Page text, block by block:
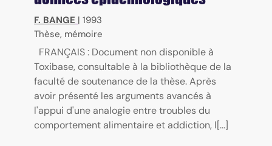
F. BANGE | 1993
Thèse, mémoire
FRANÇAIS : Document non disponible à
Toxibase, consultable à la bibliothèque de la
faculté de soutenance de la thèse. Après
avoir présenté les arguments avancés à
l'appui d'une analogie entre troubles du
comportement alimentaire et addiction, l[...]